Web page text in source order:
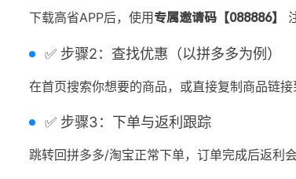
下载高省APP后，使用专属邀请码【088886】
✅ 步骤2：查找优惠（以拼多多为例）
在首页搜索你想要的商品，或直接复制商品链
✅ 步骤3：下单与返利跟踪
跳转回拼多多/淘宝正常下单，订单完成后返利